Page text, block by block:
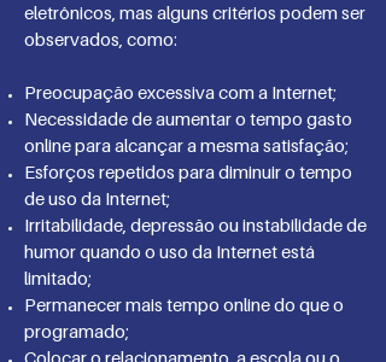
eletrônicos, mas alguns critérios podem ser
observados, como:
Preocupação excessiva com a Internet;
Necessidade de aumentar o tempo gasto
online para alcançar a mesma satisfação;
Esforços repetidos para diminuir o tempo
de uso da Internet;
Irritabilidade, depressão ou instabilidade de
humor quando o uso da Internet está
limitado;
Permanecer mais tempo online do que o
programado;
Colocar o relacionamento, a escola ou o